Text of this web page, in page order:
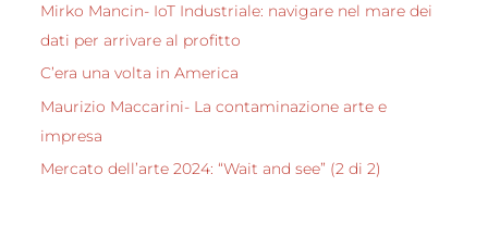
Mirko Mancin- IoT Industriale: navigare nel mare dei
dati per arrivare al profitto
C’era una volta in America
Maurizio Maccarini- La contaminazione arte e
impresa
Mercato dell’arte 2024: “Wait and see” (2 di 2)